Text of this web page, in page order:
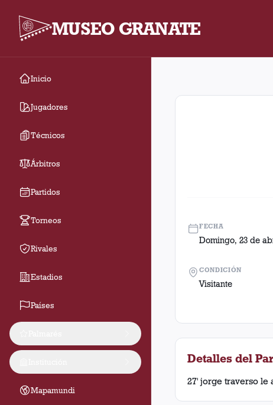
MUSEO GRANATE
Inicio
Jugadores
Técnicos
Árbitros
Partidos
Torneos
Rivales
Estadios
Países
Mapamundi
Fecha 12. Partido
FECHA
Domingo, 23 de
CONDICIÓN
Visitante
Detalles del
27' jorge traverso le